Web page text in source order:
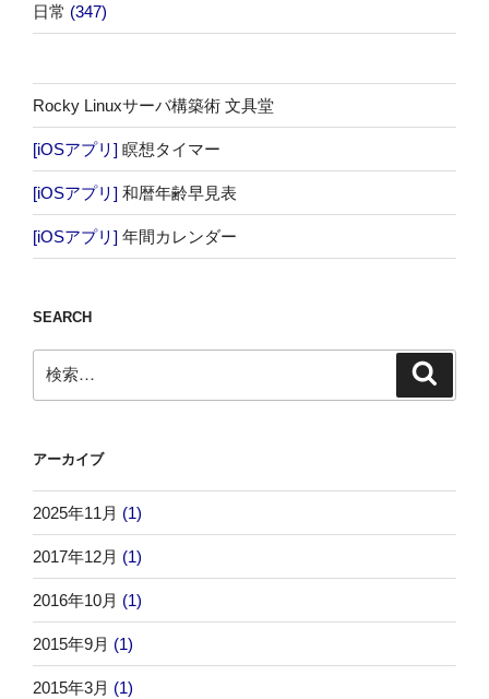
日常 (347)
Rocky Linuxサーバ構築術 文具堂
[iOSアプリ] 瞑想タイマー
[iOSアプリ] 和暦年齢早見表
[iOSアプリ] 年間カレンダー
SEARCH
索:
アーカイブ
2025年11月 (1)
2017年12月 (1)
2016年10月 (1)
2015年9月 (1)
2015年3月 (1)